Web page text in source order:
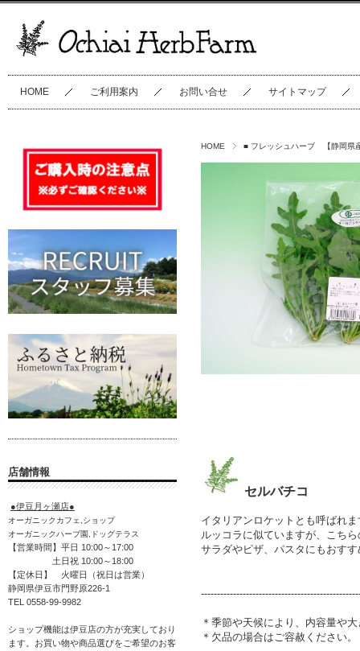
HOME ご利用案内 お問い合せ サイトマップ
HOME ■ フレッシュハーブ 【静岡県
セルバチコ
イタリアンロケットとも呼ばれま
ルッコラに似ていますが、こち
サラダやピザ、パスタにもおす
＊季節や天候により、内容量や
＊欠品の場合はご容赦ください。
店舗情報
●伊豆月ヶ瀬店●
オーガニックカフェ,ショップ
オーガニックハーブ園,ドッグテラス
【営業時間】平日 10:00～17:00
土日祝 10:00～18:00
【定休日】 火曜日（祝日は営業）
静岡県伊豆市門野原226-1
TEL 0558-99-9982
ショップ機能は伊豆店の方が充実しており
ます。お買い物や商品選びをご希望のお客